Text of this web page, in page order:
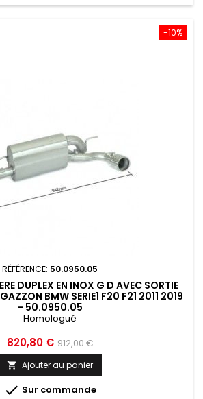
-10%
RÉFÉRENCE: 50.0950.05
DUPLEX EN INOX G D AVEC SORTIE
BMW SERIE1 F20 F21 2011 2019
- 50.0950.05
Homologué
Prix
820,80 € Prix
de
base
912,00 €
 Ajouter au panier
 Sur commande